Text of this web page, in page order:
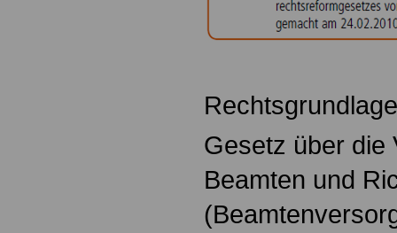
Gesetz über die
Beamten und